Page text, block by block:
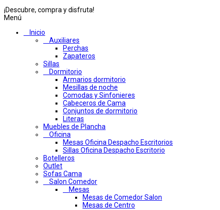
¡Descubre, compra y disfruta!
Menú
Inicio
Auxiliares
Perchas
Zapateros
Sillas
Dormitorio
Armarios dormitorio
Mesillas de noche
Comodas y Sinfonieres
Cabeceros de Cama
Conjuntos de dormitorio
Literas
Muebles de Plancha
Oficina
Mesas Oficina Despacho Escritorios
Sillas Oficina Despacho Escritorio
Botelleros
Outlet
Sofas Cama
Salon Comedor
Mesas
Mesas de Comedor Salon
Mesas de Centro